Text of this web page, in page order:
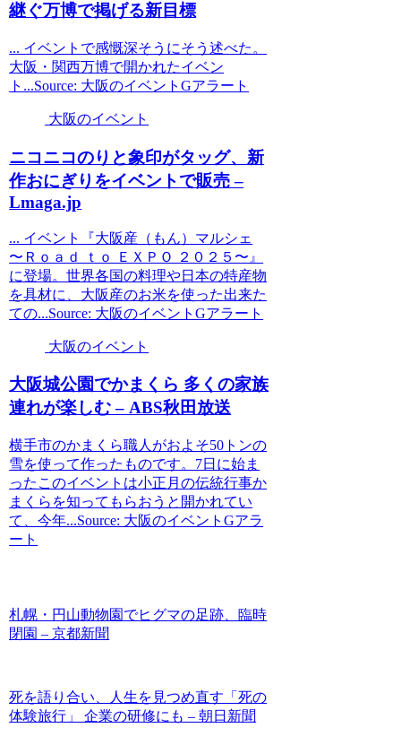
継ぐ万博で掲げる新目標
... イベントで感慨深そうにそう述べた。
大阪・関西万博で開かれたイベン
ト...Source: 大阪のイベントGアラート
大阪のイベント
ニコニコのりと象印がタッグ、新
作おにぎりをイベントで販売 –
Lmaga.jp
... イベント『大阪産（もん）マルシェ
〜Ｒｏａｄ ｔｏ ＥＸＰＯ ２０２５〜』
に登場。世界各国の料理や日本の特産物
を具材に、大阪産のお米を使った出来た
ての...Source: 大阪のイベントGアラート
大阪のイベント
大阪城公園でかまくら 多くの家族
連れが楽しむ – ABS秋田放送
横手市のかまくら職人がおよそ50トンの
雪を使って作ったものです。7日に始ま
ったこのイベントは小正月の伝統行事か
まくらを知ってもらおうと開かれてい
て、今年...Source: 大阪のイベントGアラ
ート
札幌・円山動物園でヒグマの足跡、臨時
閉園 – 京都新聞
死を語り合い、人生を見つめ直す「死の
体験旅行」 企業の研修にも – 朝日新聞